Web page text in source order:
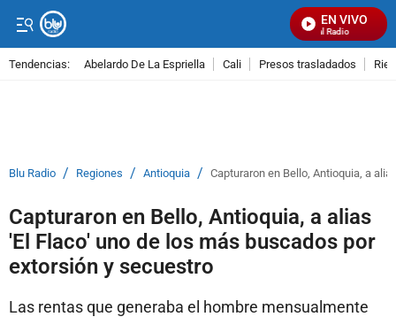
EN VIVO
Señal Visual Radio
Tendencias: Abelardo De La Espriella Cali Presos trasladados
Blu Radio / Regiones / Antioquia / Capturaron en Bello, Antioquia, a
Capturaron en Bello, Antioquia, a alias
'El Flaco' uno de los más buscados por
extorsión y secuestro
Las rentas que generaba el hombre mensualmente